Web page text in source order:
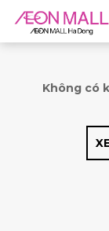
Không có